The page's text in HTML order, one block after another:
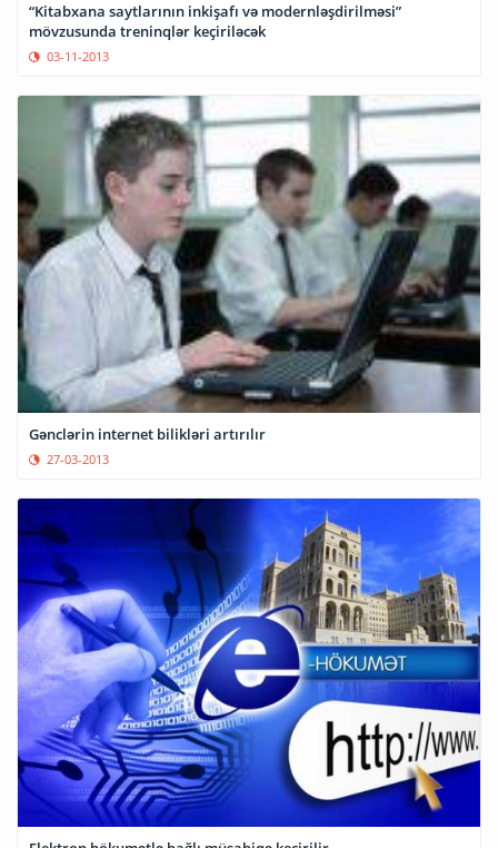
“Kitabxana saytlarının inkişafı və modernləşdirilməsi”
mövzusunda treninqlər keçiriləcək
03-11-2013
Gənclərin internet bilikləri artırılır
27-03-2013